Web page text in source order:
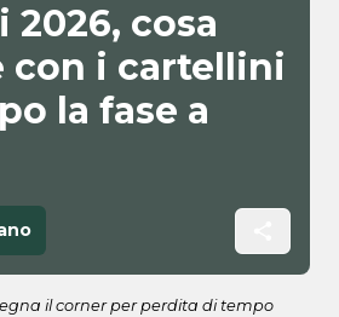
2026, cosa
con i cartellini
la fase a
il corner per perdita di tempo